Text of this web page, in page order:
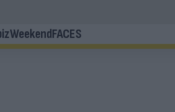
WeekendFACES